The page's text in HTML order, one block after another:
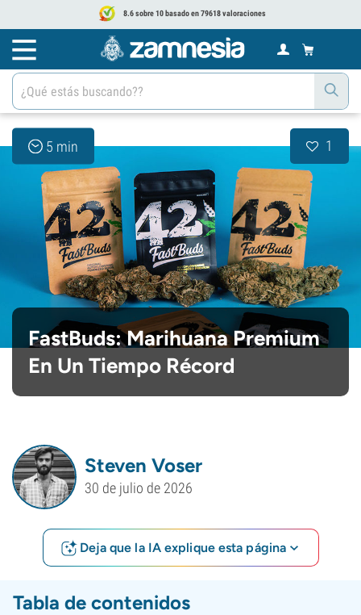
8.6 sobre 10 basado en 79618 valoraciones
5 min 1
FastBuds: Marihuana Premium
En Un Tiempo Récord
Steven Voser
30 de julio de 2026
Deja que la IA explique esta página
Tabla de contenidos